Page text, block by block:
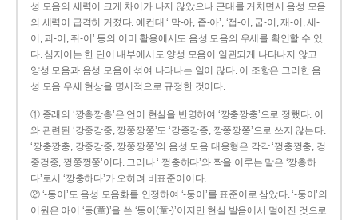
성 모음의 세력이 크게 차이가 나지 않았으나 근대를 거치면서 음성 모음
의 세력이 급격히 커졌다. 예컨대 ‘ 막-아, 좁-아’, ‘접-어, 굽-어, 재-어, 세-
어, 괴-어, 쥐-어’ 등의 어미 활용에서도 음성 모음의 우세를 확인할 수 있
다. 심지어는 한 단어 내부에서도 양성 모음이 일관되게 나타나지 않고
양성 모음과 음성 모음이 섞여 나타나는 일이 많다. 이 조항은 그러한 음
성 모음 우세 현상을 명시적으로 규정한 것이다.
① 종래의 ‘깡총깡총’은 언어 현실을 반영하여 ‘깡충깡충’으로 정했다. 이
와 관련된 ‘강중강중, 깡쭝깡쭝’도 ‘강종강종, 깡쫑깡쫑’으로 쓰지 않는다.
‘깡충깡충, 강중강중, 깡쭝깡쭝’의 음성 모음 대응형은 각각 ‘껑충껑충, 겅
중겅중, 껑쭝껑쭝’이다. 그러나 ‘ 껑충하다’와 짝을 이루는 말은 ‘깡총하
다’로서 ‘깡충하다’가 오히려 비표준어이다.
② ‘-동이’도 음성 모음화를 인정하여 ‘-둥이’를 표준어로 삼았다. ‘-둥이’의
어원은 아이 ‘동(童)’을 쓴 ‘동이(童-)’이지만 현실 발음에서 멀어진 것으로